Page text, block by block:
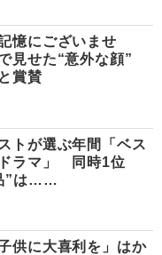
憶にございませ
見せた“意外な顔”
賞賛
トが選ぶ年間「ベス
ドラマ」 同時1位
”は……
供に大喜利を」はか